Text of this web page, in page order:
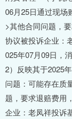
06月25日通过现场
>其他合同问题，
协议被投诉企业：
025年07月09日，
2）反映其于2025
问题：可能存在质
题，要求退赔费用
企业：老凤祥投诉